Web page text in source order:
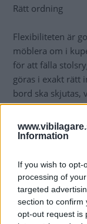
Information
If you wish to
processing of
targeted
section to confirm
opt-out request is
Rätt ordning
Flexibiliteten är
möblera om i
för att fälla
göras i exakt rätt
bord ska skjutas,
VW Multivan
imponerande
fällda är
3,5 meter är
vet, vi har provat!
Utanpå ser